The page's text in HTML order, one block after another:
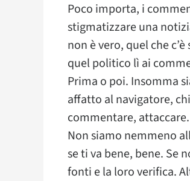
Poco importa, i
stigmatizzare una
non è vero, quel che
quel politico lì ai
Prima o poi. Insomma
affatto al navigatore,
commentare, attaccare.
Non siamo nemmeno
se ti va bene, bene. Se
fonti e la loro verifica.